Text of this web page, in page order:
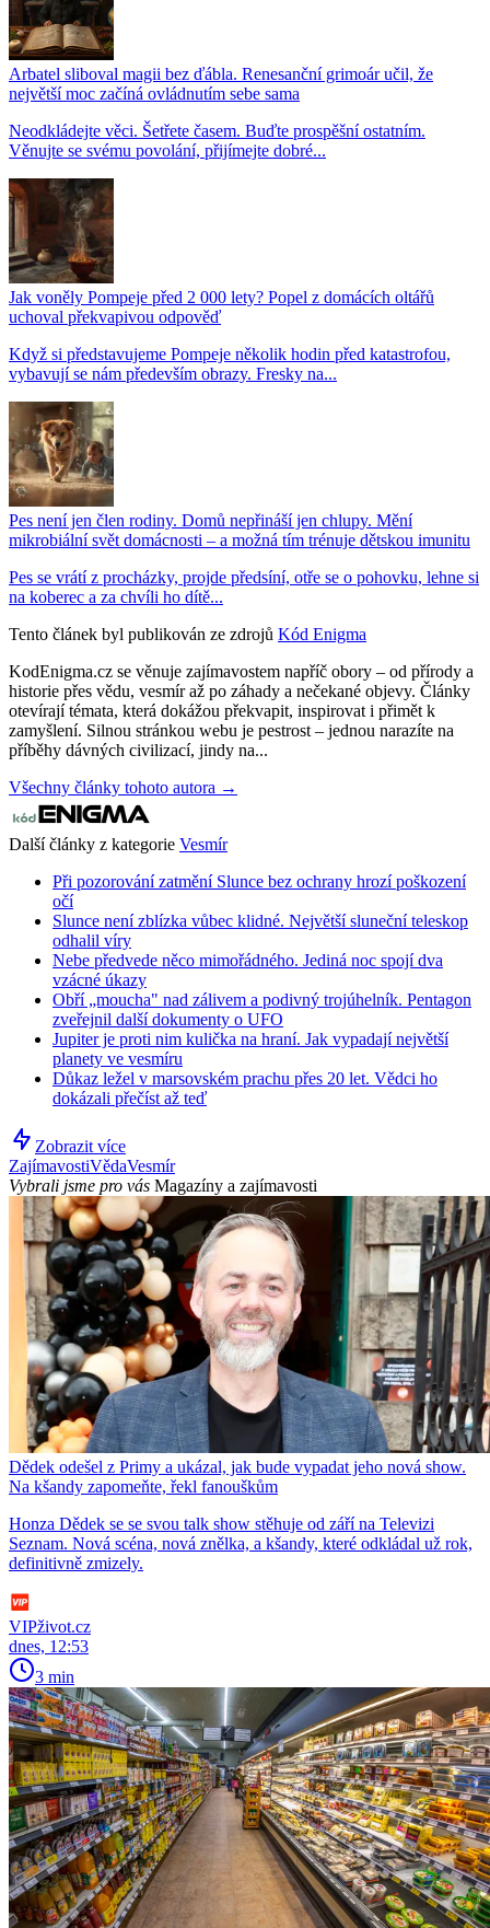
Arbatel sliboval magii bez ďábla. Renesanční grimoár učil, že
největší moc začíná ovládnutím sebe sama
Neodkládejte věci. Šetřete časem. Buďte prospěšní ostatním.
Věnujte se svému povolání, přijímejte dobré...
Jak voněly Pompeje před 2 000 lety? Popel z domácích oltářů
uchoval překvapivou odpověď
Když si představujeme Pompeje několik hodin před katastrofou,
vybavují se nám především obrazy. Fresky na...
Pes není jen člen rodiny. Domů nepřináší jen chlupy. Mění
mikrobiální svět domácnosti – a možná tím trénuje dětskou imunitu
Pes se vrátí z procházky, projde předsíní, otře se o pohovku, lehne si
na koberec a za chvíli ho dítě...
Tento článek byl publikován ze zdrojů Kód Enigma
KodEnigma.cz se věnuje zajímavostem napříč obory – od přírody a
historie přes vědu, vesmír až po záhady a nečekané objevy. Články
otevírají témata, která dokážou překvapit, inspirovat i přimět k
zamyšlení. Silnou stránkou webu je pestrost – jednou narazíte na
příběhy dávných civilizací, jindy na...
Všechny články tohoto autora →
Další články z kategorie Vesmír
Při pozorování zatmění Slunce bez ochrany hrozí poškození
očí
Slunce není zblízka vůbec klidné. Největší sluneční teleskop
odhalil víry
Nebe předvede něco mimořádného. Jediná noc spojí dva
vzácné úkazy
Obří „moucha" nad zálivem a podivný trojúhelník. Pentagon
zveřejnil další dokumenty o UFO
Jupiter je proti nim kulička na hraní. Jak vypadají největší
planety ve vesmíru
Důkaz ležel v marsovském prachu přes 20 let. Vědci ho
dokázali přečíst až teď
Zobrazit více
ZajímavostiVědaVesmír
Vybrali jsme pro vás Magazíny a zajímavosti
Dědek odešel z Primy a ukázal, jak bude vypadat jeho nová show.
Na kšandy zapomeňte, řekl fanouškům
Honza Dědek se se svou talk show stěhuje od září na Televizi
Seznam. Nová scéna, nová znělka, a kšandy, které odkládal už rok,
definitivně zmizely.
VIPživot.cz
dnes, 12:53
3 min